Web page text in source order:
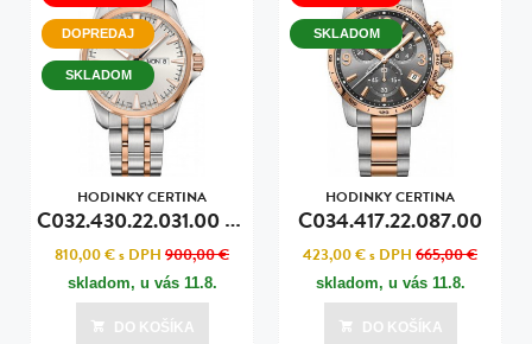
DOPREDAJ
SKLADOM
HODINKY CERTINA
C
032.430.22.031.00 DS ACTION
810,00 €s DPH 900,00 €
skladom, u vás 11.8.
DO KOŠÍKA
SKLADOM
HODINKY CERTINA
C034.417.22.087.00
423,00 €s DPH 665,00 €
skladom, u vás 11.8.
DO KOŠÍKA